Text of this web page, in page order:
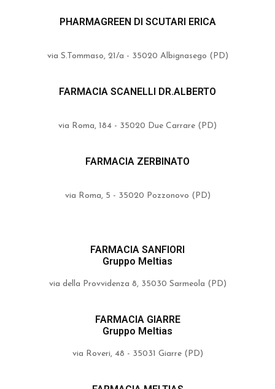
PHARMAGREEN DI SCUTARI ERICA
via S.Tommaso, 21/a - 35020 Albignasego (PD)
FARMACIA SCANELLI DR.ALBERTO
via Roma, 184 - 35020 Due Carrare (PD)
FARMACIA ZERBINATO
via Roma, 5 - 35020 Pozzonovo (PD)
FARMACIA SANFIORI
Gruppo Meltias
via della Provvidenza 8, 35030 Sarmeola (PD)
FARMACIA GIARRE
Gruppo Meltias
via Roveri, 48 - 35031 Giarre (PD)